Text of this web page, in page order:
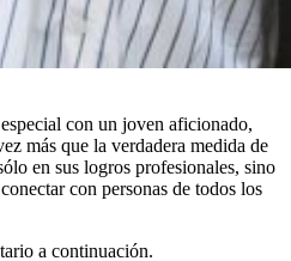
con un joven aficionado,
más que la verdadera medida de
en sus logros profesionales, sino
con personas de todos los
a continuación.